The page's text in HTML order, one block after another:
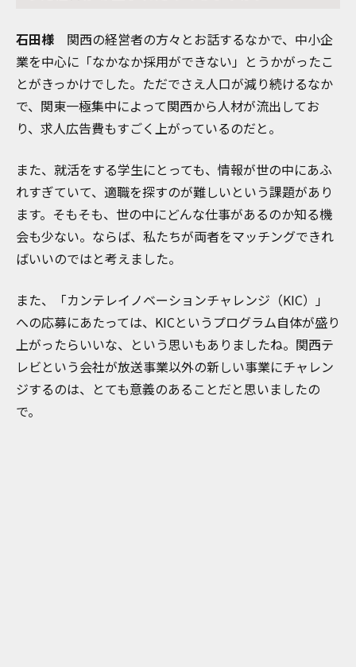
石田様 関西の経営者の方々とお話するなかで、中小企
業を中心に「なかなか採用ができない」とうかがったこ
とがきっかけでした。ただでさえ人口が減り続けるなか
で、関東一極集中によって関西から人材が流出してお
り、求人広告費もすごく上がっているのだと。
また、就活をする学生にとっても、情報が世の中にあふ
れすぎていて、適職を探すのが難しいという課題があり
ます。そもそも、世の中にどんな仕事があるのか知る機
会も少ない。ならば、私たちが両者をマッチングできれ
ばいいのではと考えました。
また、「カンテレイノベーションチャレンジ（KIC）」
への応募にあたっては、KICというプログラム自体が盛り
上がったらいいな、という思いもありましたね。関西テ
レビという会社が放送事業以外の新しい事業にチャレン
ジするのは、とても意義のあることだと思いましたの
で。